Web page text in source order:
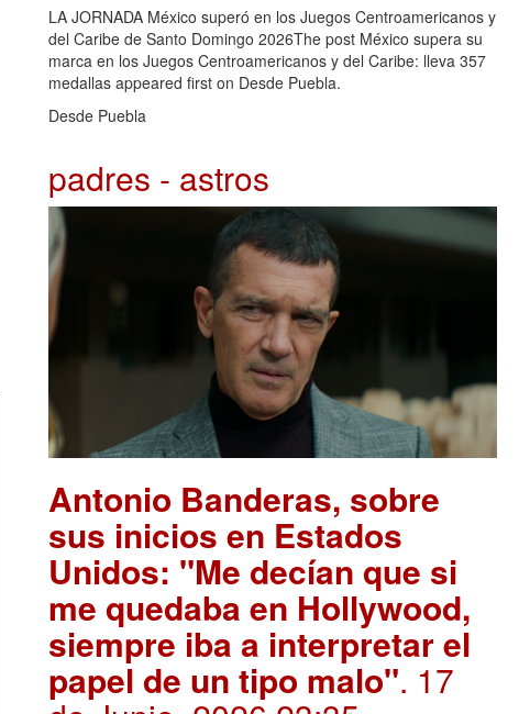
LA JORNADA México superó en los Juegos Centroamericanos y
del Caribe de Santo Domingo 2026The post México supera su
marca en los Juegos Centroamericanos y del Caribe: lleva 357
medallas appeared first on Desde Puebla.
Desde Puebla
padres - astros
Antonio Banderas, sobre
sus inicios en Estados
Unidos: "Me decían que si
me quedaba en Hollywood,
siempre iba a interpretar el
papel de un tipo malo". 17